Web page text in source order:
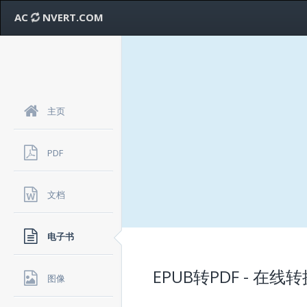
AC NVERT.COM
主页
PDF
文档
电子书
图像 EPUB转PDF - 在线